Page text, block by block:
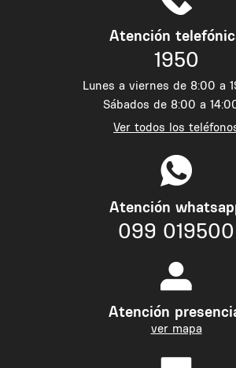
Atención
1950
Lunes a viernes de 8:00 a
Sábados de 8:00 a
Ver todos los
Atención
099 019500
Atención
ver mapa